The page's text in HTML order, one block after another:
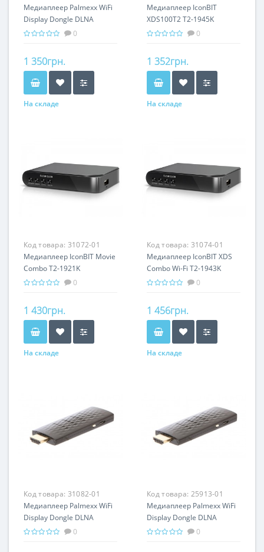
Медиаплеер Palmexx WiFi
Display Dongle DLNA
Miracast AirPlay
0
1 350грн.
На складе
Медиаплеер IconBIT
XDS100T2 T2-1945K
0
1 352грн.
На складе
Код товара: 31072-01
Медиаплеер IconBIT Movie
Combo T2-1921K
0
1 430грн.
На складе
Код товара: 31074-01
Медиаплеер IconBIT XDS
Combo Wi-Fi T2-1943K
0
1 456грн.
На складе
Код товара: 31082-01
Медиаплеер Palmexx WiFi
Display Dongle DLNA
Miracast AirPlay
0
Код товара: 25913-01
Медиаплеер Palmexx WiFi
Display Dongle DLNA
Miracast AirPlay
0